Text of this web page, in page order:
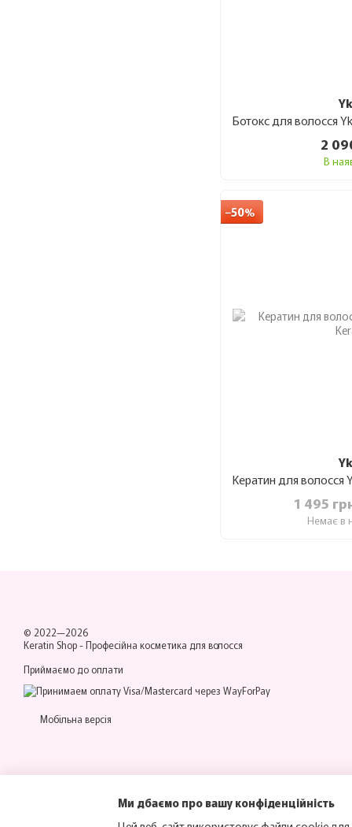
2
В
−50%
1 495
Немає в
© 2022—2026
Keratin Shop -Професійна косметика для волосся
Приймаємо до оплати
Мобільна версія
Ми дбаємо про вашу конфіденційність